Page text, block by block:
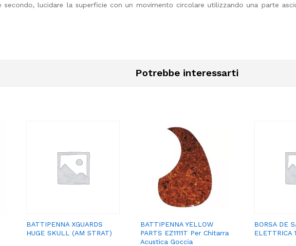
secondo, lucidare la superficie con un movimento circolare utilizzando una parte
Potrebbe interessarti
BATTIPENNA XGUARDS
HUGE SKULL (AM STRAT)
BATTIPENNA YELLOW
PARTS EZ1111T Per Chitarra
Acustica Goccia
BORSA DE
ELETTRICA